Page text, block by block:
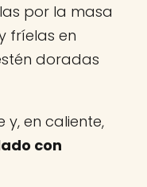
por la masa
fríelas en
doradas
en caliente,
con